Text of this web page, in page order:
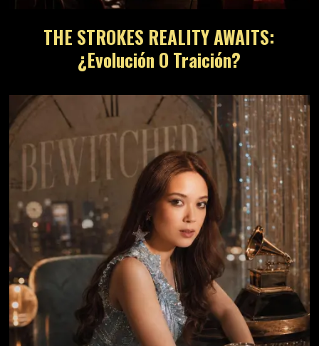
THE STROKES REALITY AWAITS:
¿Evolución O Traición?